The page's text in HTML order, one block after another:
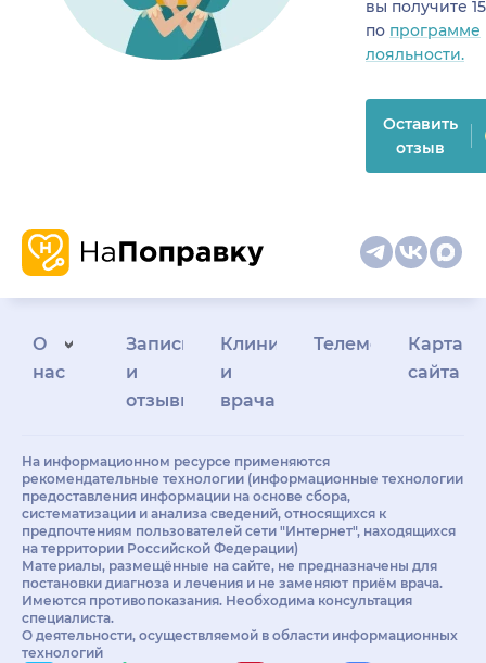
вы получите
по программе
лояльности.
Оставить
отзыв
О
нас
Запись
и
отзывы
Клиникам
и
врачам
Телемедицина
Карта
сайта
На информационном ресурсе применяются
рекомендательные технологии (информационные технологии
предоставления информации на основе сбора,
систематизации и анализа сведений, относящихся к
предпочтениям пользователей сети "Интернет", находящихся
на территории Российской Федерации)
Материалы, размещённые на сайте, не предназначены для
постановки диагноза и лечения и не заменяют приём врача.
Имеются противопоказания. Необходима консультация
специалиста.
О деятельности, осуществляемой в области информационных
технологий